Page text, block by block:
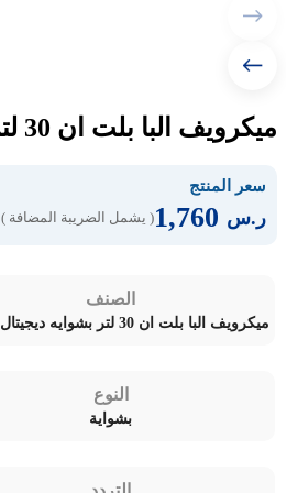
ميكرويف البا بلت ان 30 لتر بشوايه ديجيتال – أسود BLACK32
سعر المنتج
ر.س ( يشمل الضريبة المضافة )
الصنف
ميكرويف البا بلت ان 30 لتر بشوايه ديجيتال – أسود
النوع
بشواية